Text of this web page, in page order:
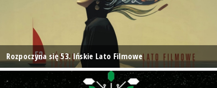
Rozpoczyna się 53. Ińskie Lato Filmowe